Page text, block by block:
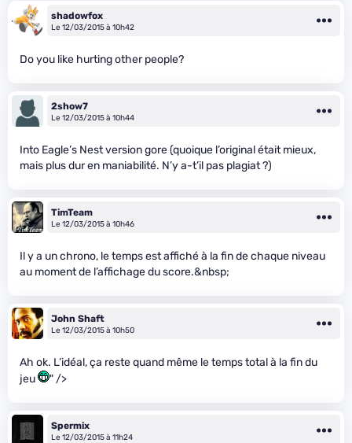
shadowfox
Le 12/03/2015 à 10h42
Do you like hurting other people?
2show7
Le 12/03/2015 à 10h44
Into Eagle’s Nest version gore (quoique l’original était mieux,
mais plus dur en maniabilité. N’y a-t’il pas plagiat ?)
TimTeam
Le 12/03/2015 à 10h46
Il y a un chrono, le temps est affiché à la fin de chaque niveau
au moment de l’affichage du score.&nbsp;
John Shaft
Le 12/03/2015 à 10h50
Ah ok. L’idéal, ça reste quand même le temps total à la fin du
jeu
" />
Spermix
Le 12/03/2015 à 11h24